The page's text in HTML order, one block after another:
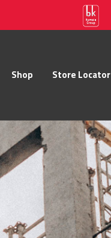
Shop Store Locator